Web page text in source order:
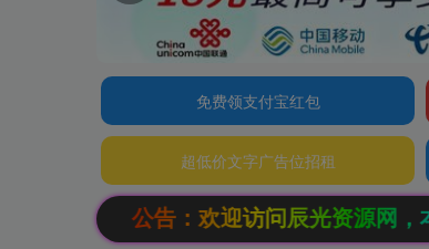
免费领支付宝红包
超低价文字广告位招租
辰光资源网，本站会员限时特惠，SVIP